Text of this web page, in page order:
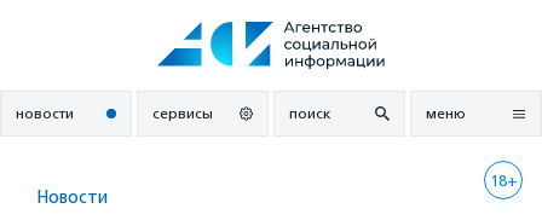
новости сервисы поиск меню
18+
Новости